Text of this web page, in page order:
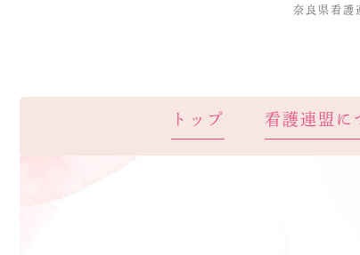
奈良県看護
トップ 看護連盟に